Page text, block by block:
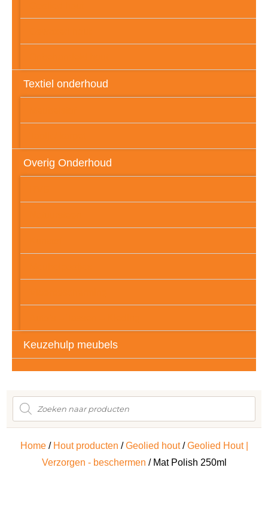
Textiel onderhoud
Overig Onderhoud
Keuzehulp meubels
Producten
zoeken
Home/ Hout producten /Geolied hout/Geolied Hout |
Verzorgen - beschermen / Mat Polish 250ml